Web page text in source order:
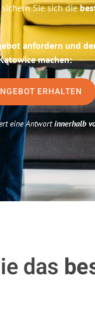
Sie sich die
anfordern und
machen:
ERHALTEN
eine Antwortinnerhalb
das